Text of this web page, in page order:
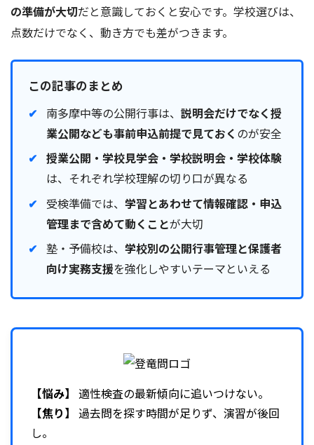
の準備が大切だと意識しておくと安心です。学校選びは、
点数だけでなく、動き方でも差がつきます。
この記事のまとめ
南多摩中等の公開行事は、 説明会だけでなく授
業公開なども事前申込前提で見ておく のが安全
授業公開・学校見学会・学校説明会・学校体験
は、それぞれ学校理解の切り口が異なる
受検準備では、 学習とあわせて情報確認・申込
管理まで含めて動くことが大切
塾・予備校は、 学校別の公開行事管理と保護者
向け実務支援を強化しやすいテーマといえる
【悩み】 適性検査の最新傾向に追いつけない。
【焦り】 過去問を探す時間が足りず、演習が後回
し。